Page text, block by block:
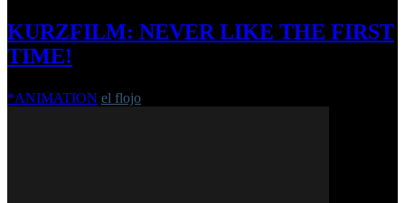
KURZFILM: NEVER LIKE THE FIRST
TIME!
*ANIMATION el flojo